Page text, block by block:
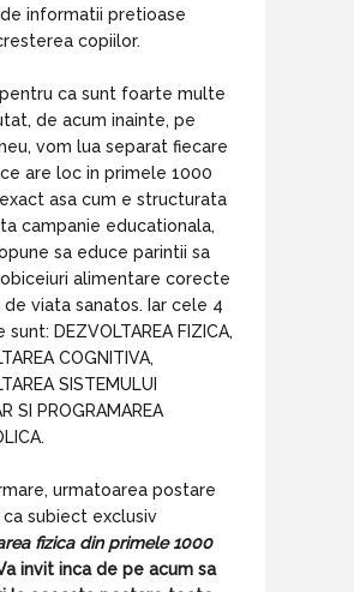
informatii pretioase
copiilor.
ca sunt foarte multe
de acum inainte, pe
vom lua separat fiecare
are loc in primele 1000
asa cum e structurata
campanie educationala,
sa educe parintii sa
alimentare corecte
de viata sanatos. Iar cele 4
DEZVOLTAREA FIZICA,
COGNITIVA,
SISTEMULUI
SI PROGRAMAREA
urmatoarea postare
ca subiect exclusiv
fizica din primele 1000
invit inca de pe acum sa